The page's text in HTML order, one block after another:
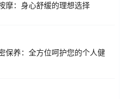
摩：身心舒缓的理想选择
保养：全方位呵护您的个人健